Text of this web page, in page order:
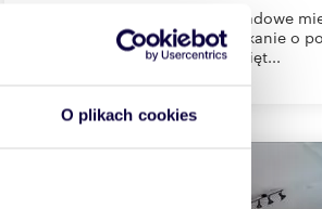
O plikach cookies
Oferujemy do sprzedaży rozkładowe
doskonałej Lokalizacji! . Mieszkanie o
48 m2 usytuowane na 2-gim pięt...